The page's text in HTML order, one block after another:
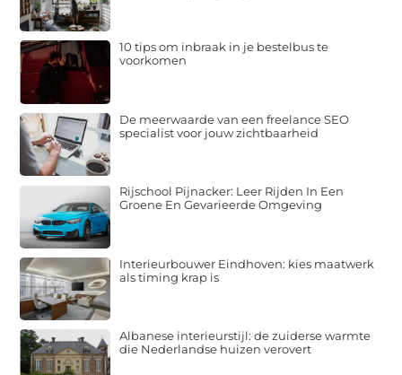
10 tips om inbraak in je bestelbus te
voorkomen
De meerwaarde van een freelance SEO
specialist voor jouw zichtbaarheid
Rijschool Pijnacker: Leer Rijden In Een
Groene En Gevarieerde Omgeving
Interieurbouwer Eindhoven: kies maatwerk
als timing krap is
Albanese interieurstijl: de zuiderse warmte
die Nederlandse huizen verovert